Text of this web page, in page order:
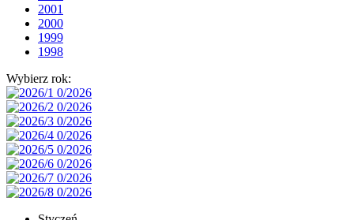
2001
2000
1999
1998
Wybierz rok: